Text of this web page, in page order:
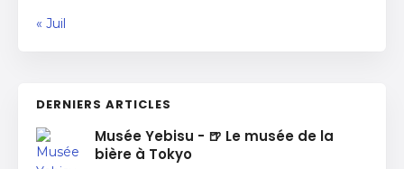
« Juil
DERNIERS ARTICLES
Musée Yebisu - 🍺 Le musée de la
bière à Tokyo